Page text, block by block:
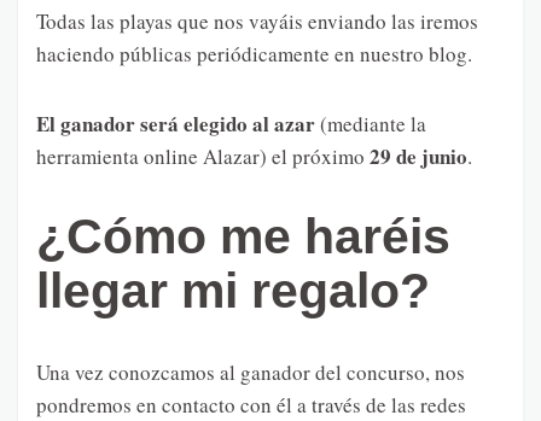
Todas las playas que nos vayáis enviando las iremos
haciendo públicas periódicamente en nuestro blog.
El ganador será elegido al azar(mediante la
herramienta online Alazar) el próximo 29 de junio.
¿Cómo me haréis
llegar mi regalo?
Una vez conozcamos al ganador del concurso, nos
pondremos en contacto con él a través de las redes